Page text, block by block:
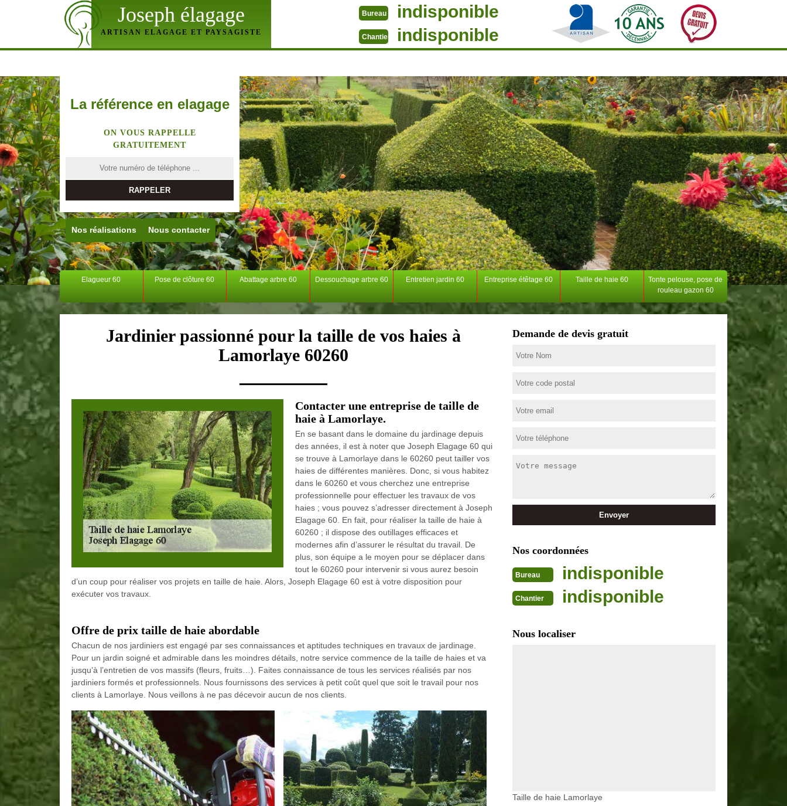
Joseph élagage
ARTISAN ELAGAGE ET PAYSAGISTE
Bureau indisponible
Chantier indisponible
La référence en elagage
ON VOUS RAPPELLE
GRATUITEMENT
Nos réalisations Nous contacter
Elagueur 60 Pose de clôture 60 Abattage arbre 60 Dessouchage arbre 60 Entretien jardin 60 Entreprise étêtage 60 Taille de haie 60
Tonte pelouse, pose de
rouleau gazon 60
Jardinier passionné pour la taille de vos haies à
Lamorlaye 60260
Contacter une entreprise de taille de
haie à Lamorlaye.
En se basant dans le domaine du jardinage depuis
des années, il est à noter que Joseph Elagage 60 qui
se trouve à Lamorlaye dans le 60260 peut tailler vos
haies de différentes manières. Donc, si vous habitez
dans le 60260 et vous cherchez une entreprise
professionnelle pour effectuer les travaux de vos
haies ; vous pouvez s’adresser directement à Joseph
Elagage 60. En fait, pour réaliser la taille de haie à
60260 ; il dispose des outillages efficaces et
modernes afin d’assurer le résultat du travail. De
plus, son équipe a le moyen pour se déplacer dans
tout le 60260 pour intervenir si vous aurez besoin
d’un coup pour réaliser vos projets en taille de haie. Alors, Joseph Elagage 60 est à votre disposition pour
exécuter vos travaux.
Offre de prix taille de haie abordable
Chacun de nos jardiniers est engagé par ses connaissances et aptitudes techniques en travaux de jardinage.
Pour un jardin soigné et admirable dans les moindres détails, notre service commence de la taille de haies et va
jusqu’à l’entretien de vos massifs (fleurs, fruits…). Faites connaissance de tous les services réalisés par nos
jardiniers formés et professionnels. Nous fournissons des services à petit coût quel que soit le travail pour nos
clients à Lamorlaye. Nous veillons à ne pas décevoir aucun de nos clients.
Demande de devis gratuit
Nos coordonnées
Bureau indisponible
Chantier indisponible
Nous localiser
Taille de haie Lamorlaye